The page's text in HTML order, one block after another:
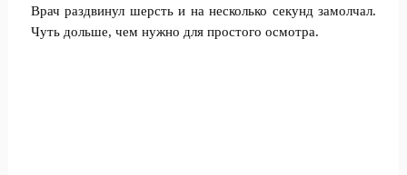
Врач раздвинул шерсть и на несколько секунд замолчал.
Чуть дольше, чем нужно для простого осмотра.